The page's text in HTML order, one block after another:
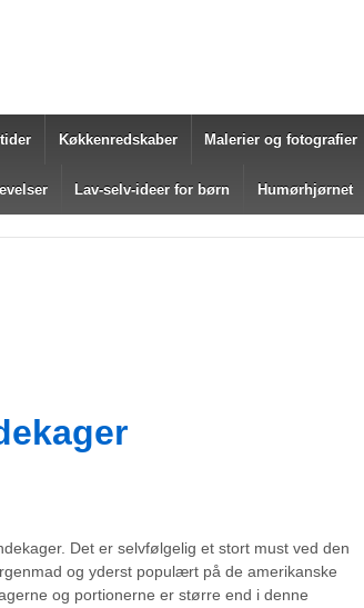
Køkkenredskaber Malerier og fotografier
Lav-selv-ideer for børn Humørhjørnet
Det er selvfølgelig et stort must ved den
og yderst populært på de amerikanske
og portionerne er større end i denne